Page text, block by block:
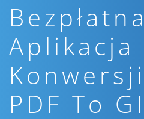
Bezpłatna
Aplikacja
PDF To